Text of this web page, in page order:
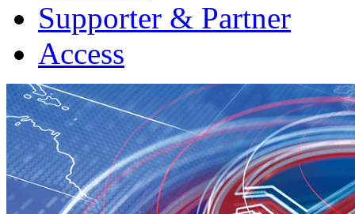
Supporter & Partner
Access